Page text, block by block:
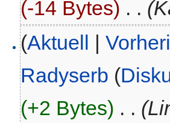
(-14 Bytes) . .
(Aktuell |
Radyserb (
(+2 Bytes) . .